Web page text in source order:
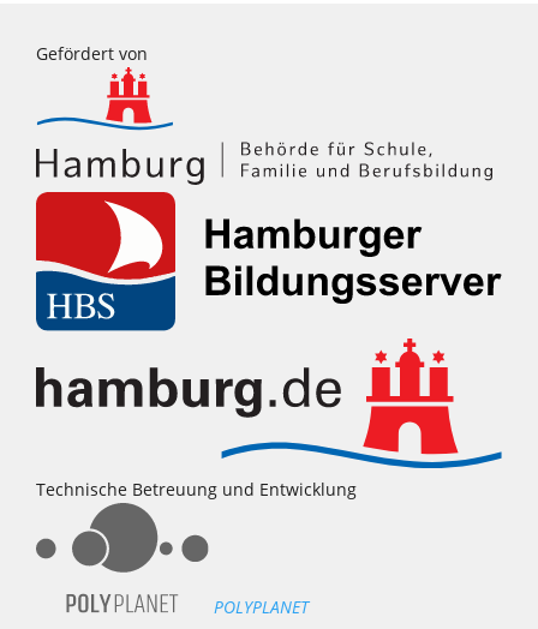
Gefördert von
Technische Betreuung und Entwicklung
POLYPLANET